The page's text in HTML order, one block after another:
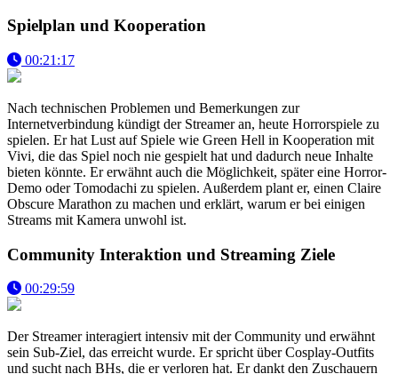
Spielplan und Kooperation
00:21:17
Nach technischen Problemen und Bemerkungen zur
Internetverbindung kündigt der Streamer an, heute Horrorspiele zu
spielen. Er hat Lust auf Spiele wie Green Hell in Kooperation mit
Vivi, die das Spiel noch nie gespielt hat und dadurch neue Inhalte
bieten könnte. Er erwähnt auch die Möglichkeit, später eine Horror-
Demo oder Tomodachi zu spielen. Außerdem plant er, einen Claire
Obscure Marathon zu machen und erklärt, warum er bei einigen
Streams mit Kamera unwohl ist.
Community Interaktion und Streaming Ziele
00:29:59
Der Streamer interagiert intensiv mit der Community und erwähnt
sein Sub-Ziel, das erreicht wurde. Er spricht über Cosplay-Outfits
und sucht nach BHs, die er verloren hat. Er dankt den Zuschauern